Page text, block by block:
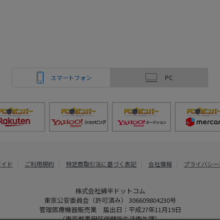
スマートフォン PC
ド ご利用規約 特定商取引法に基づく表記 会社情報 プライバシ
株式会社綿半ドットコム
東京公安委員会（許可済み） 306609804230号
管理医療機器販売業 届出日：平成27年11月19日